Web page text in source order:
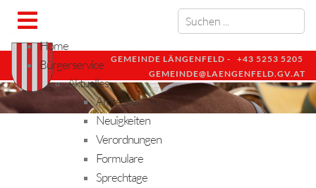
GEMEINDE LÄNGENFELD - +43 5253 5205
GEMEINDE@LAENGENFELD.GV.AT
Home
Bürgerservice
Aktuelles
Amtstafel
Neuigkeiten
Verordnungen
Formulare
Sprechtage